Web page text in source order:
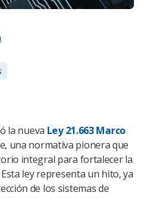
la nueva Ley 21.663 Marco
una normativa pionera que
integral para fortalecer la
ley representa un hito, ya
de los sistemas de